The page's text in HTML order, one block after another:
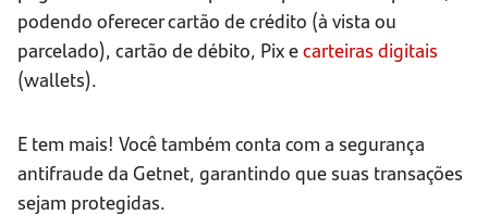
podendo oferecer cartão de crédito (à vista ou
parcelado), cartão de débito, Pix ecarteiras digitais
(wallets).
E tem mais! Você também conta com a segurança
antifraude da Getnet, garantindo que suas transações
sejam protegidas.